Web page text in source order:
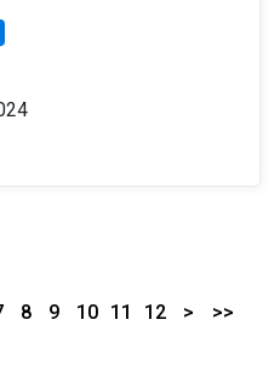
8 9 10 11 12 > >>